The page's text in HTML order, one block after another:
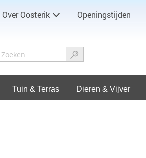
Over Oosterik Openingstijden
Tuin & Terras Dieren & Vijver